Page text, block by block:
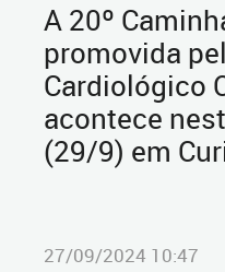
A 20º
promovida
Cardiológico
acontece
(29/9) em
27/09/2024 10:47